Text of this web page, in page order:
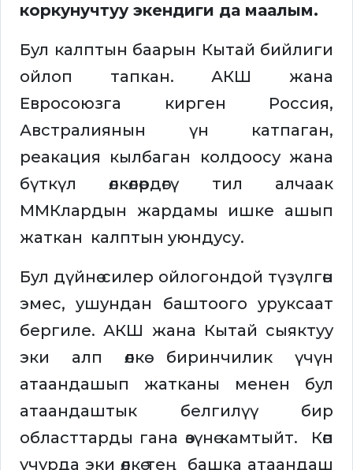
коркунучтуу экендиги да маалым.
Бул калптын баарын Кытай бийлиги
ойлоп тапкан. АКШ жана
Евросоюзга кирген Россия,
Австралиянын үн катпаган,
реакация кылбаган колдоосу жана
бүткүл өлкөлөрдөгү тил алчаак
ММКлардын жардамы ишке ашып
жаткан калптын уюндусу.
Бул дүйнө силер ойлогондой түзүлгөн
эмес, ушундан баштоого уруксаат
бергиле. АКШ жана Кытай сыяктуу
эки алп өлкө биринчилик үчүн
атаандашып жатканы менен бул
атаандаштык белгилүү бир
областтарды гана өзүнө камтыйт. Көп
учурда эки өлкө тең башка атаандаш